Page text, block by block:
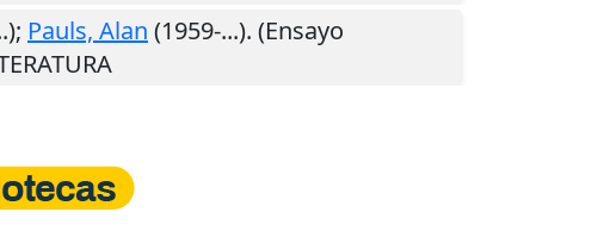
Pauls, Alan (1959-...). (Ensayo